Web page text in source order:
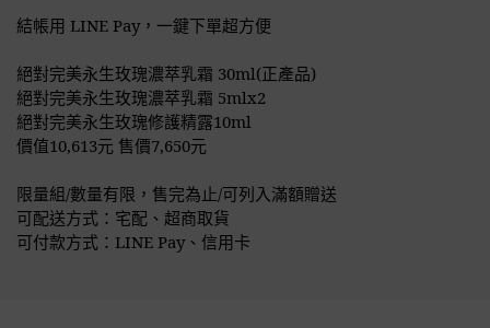
結帳用 LINE Pay，一鍵下單超方便
絕對完美永生玫瑰濃萃乳霜 30ml(正產品)
絕對完美永生玫瑰濃萃乳霜 5mlx2
絕對完美永生玫瑰修護精露10ml
價值10,613元 售價7,650元
限量組/數量有限，售完為止/可列入滿額贈送
可配送方式：宅配、超商取貨
可付款方式：LINE Pay、信用卡